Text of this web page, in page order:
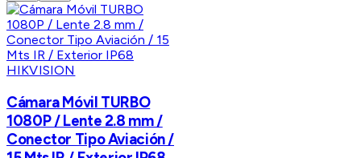
HIKVISION
Cámara Móvil TURBO
1080P / Lente 2.8 mm /
Conector Tipo Aviación /